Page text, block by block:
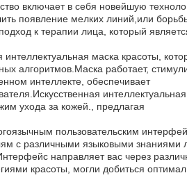
включает в себя новейшую
появление мелких линий,или
к терапии лица, который
маска красоты,
алгоритмов.Маска работает,
интеллекте, обеспечивает
интеллектуальная
ухода за кожей., предлагая
пользовательским
с различными языковыми знаниями
направляет вас через
красоты, могли добиться